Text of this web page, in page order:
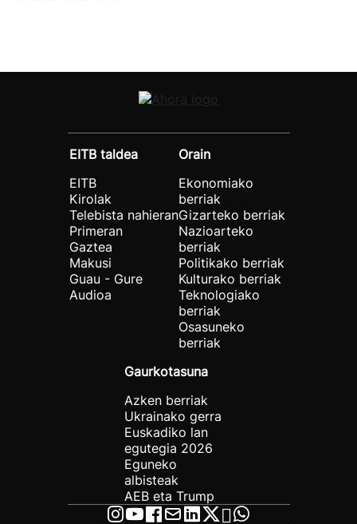
EITB taldea
EITB
Kirolak
Telebista nahieran
Primeran
Gaztea
Makusi
Guau - Gure
Audioa
Orain
Ekonomiako
berriak
Gizarteko berriak
Nazioarteko
berriak
Politikako berriak
Kulturako berriak
Teknologiako
berriak
Osasuneko
berriak
Gaurkotasuna
Azken berriak
Ukrainako gerra
Euskadiko lan
egutegia 2026
Eguneko
albisteak
AEB eta Trump